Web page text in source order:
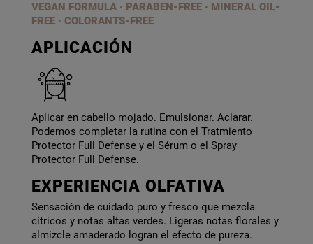
VEGAN FORMULA · PARABEN-FREE · MINERAL OIL-
FREE · COLORANTS-FREE
APLICACIÓN
Aplicar en cabello mojado. Emulsionar. Aclarar.
Podemos completar la rutina con el Tratmiento
Protector Full Defense y el Sérum o el Spray
Protector Full Defense.
EXPERIENCIA OLFATIVA
Sensación de cuidado puro y fresco que mezcla
cítricos y notas altas verdes. Ligeras notas florales y
almizcle amaderado logran el efecto de pureza.